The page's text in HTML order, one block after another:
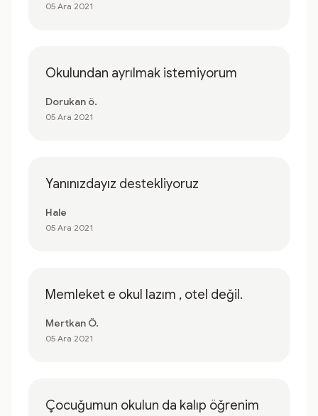
05 Ara 2021
Okulundan ayrılmak istemiyorum
Dorukan ö.
05 Ara 2021
Yanınızdayız destekliyoruz
Hale
05 Ara 2021
Memleket e okul lazım , otel değil.
Mertkan Ö.
05 Ara 2021
Çocuğumun okulun da kalıp öğrenim